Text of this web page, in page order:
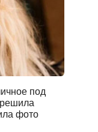
под
фото